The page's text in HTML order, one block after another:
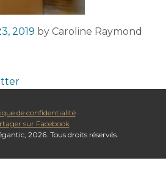
2019 by Caroline Raymond
2026. Tous droits réservés.
de confidentialité
sur Facebook